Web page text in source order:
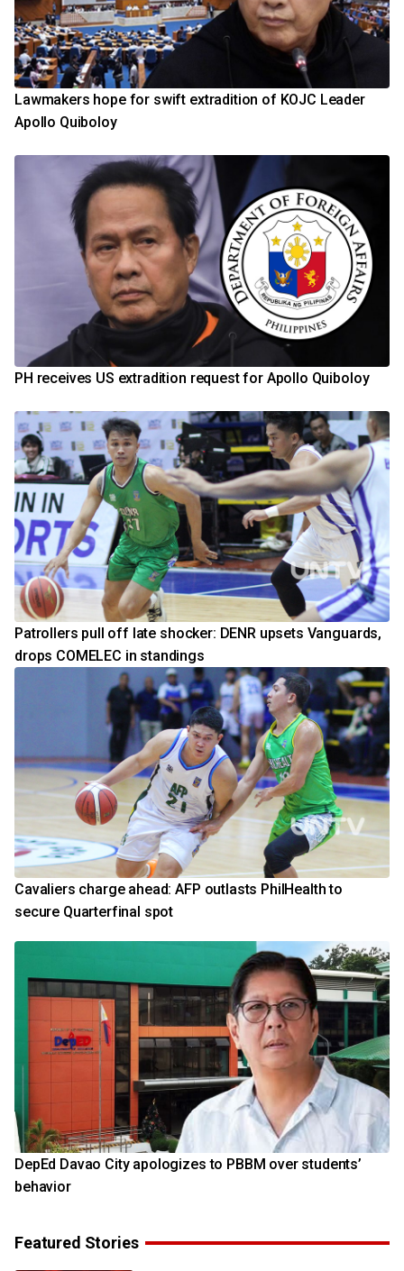
Lawmakers hope for swift extradition of KOJC Leader
Apollo Quiboloy
PH receives US extradition request for Apollo Quiboloy
Patrollers pull off late shocker: DENR upsets Vanguards,
drops COMELEC in standings
Cavaliers charge ahead: AFP outlasts PhilHealth to
secure Quarterfinal spot
DepEd Davao City apologizes to PBBM over students’
behavior
Featured Stories